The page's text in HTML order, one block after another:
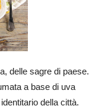
delle sagre di paese.
a base di uva
della città.